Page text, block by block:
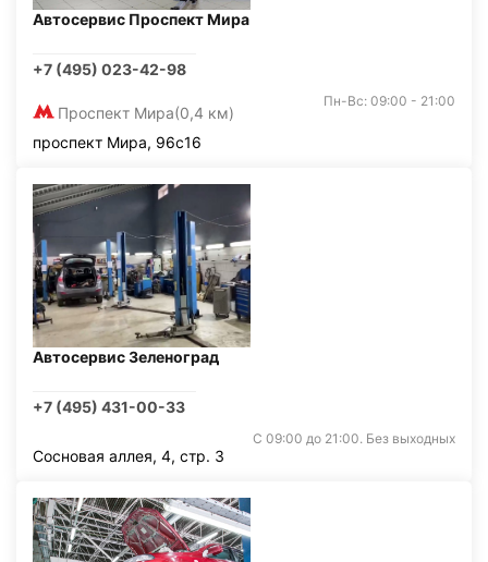
Автосервис Проспект Мира
+7 (495) 023-42-98
Проспект Мира(0,4 км)
Пн-Вс: 09:00 - 21:00
проспект Мира, 96с16
Автосервис Зеленоград
+7 (495) 431-00-33
С 09:00 до 21:00. Без выходных
Сосновая аллея, 4, стр. 3